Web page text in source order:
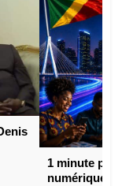
1 minute
numérique